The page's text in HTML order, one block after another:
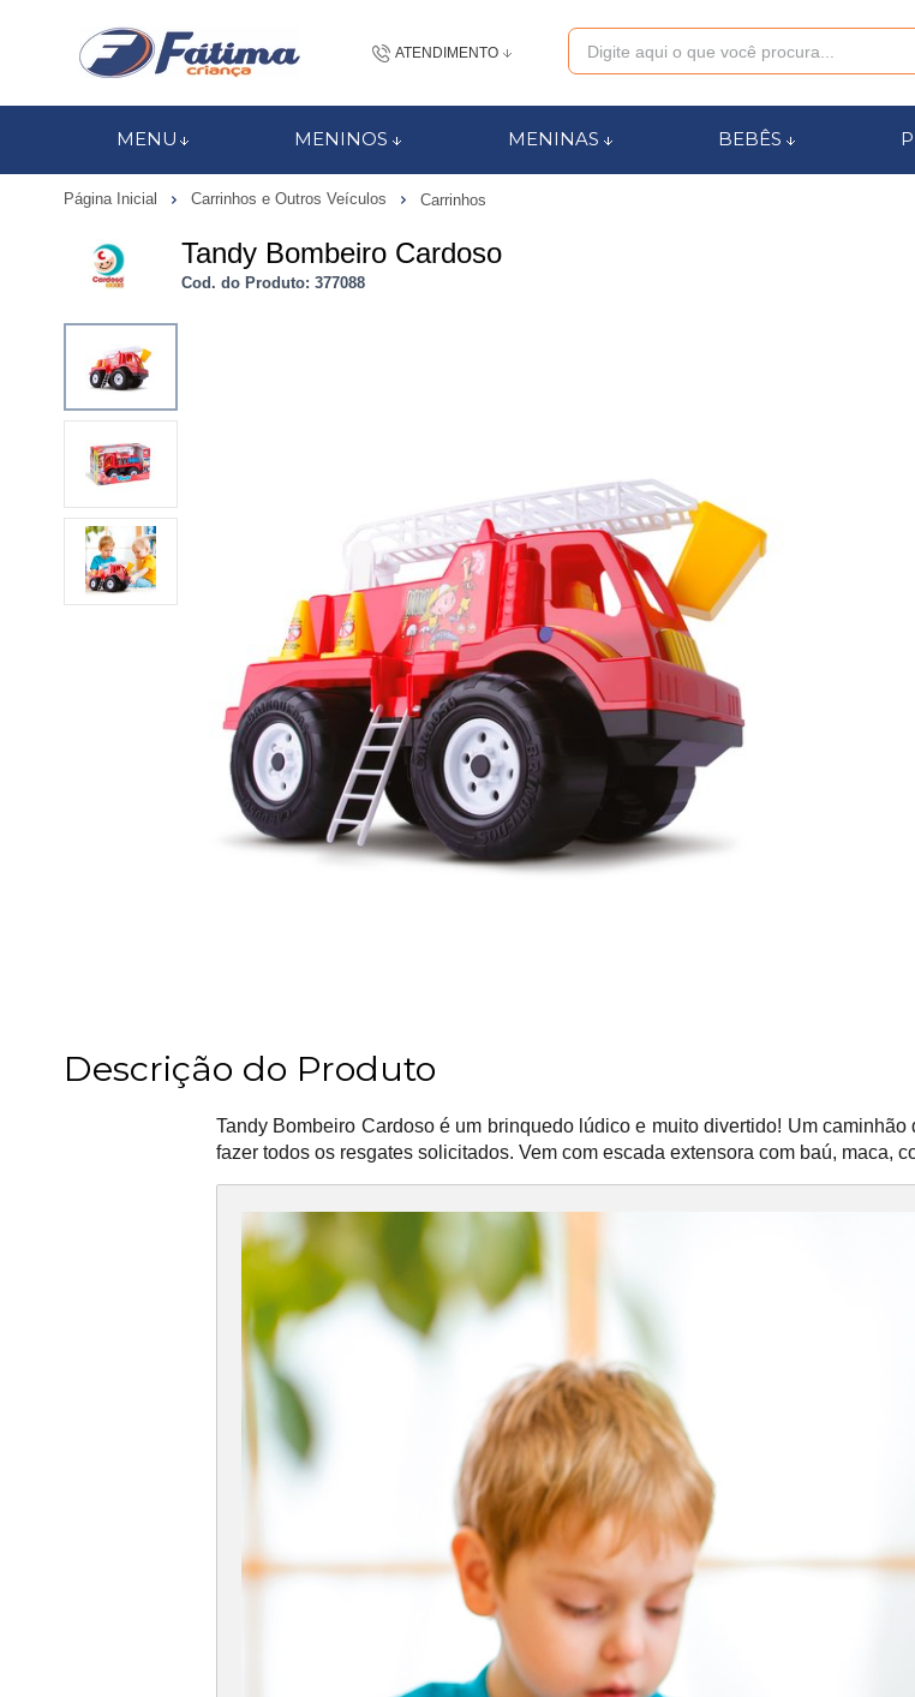
ATENDIMENTO
MENU MENINOS MENINAS BEBÊS
Página Inicial Carrinhos e Outros Veículos Carrinhos
Tandy Bombeiro Cardoso
Cod. do Produto: 377088
Descrição do Produto
Tandy Bombeiro Cardoso é um brinquedo lúdico e muito divertido! Um
fazer todos os resgates solicitados. Vem com escada extensora com baú, maca,